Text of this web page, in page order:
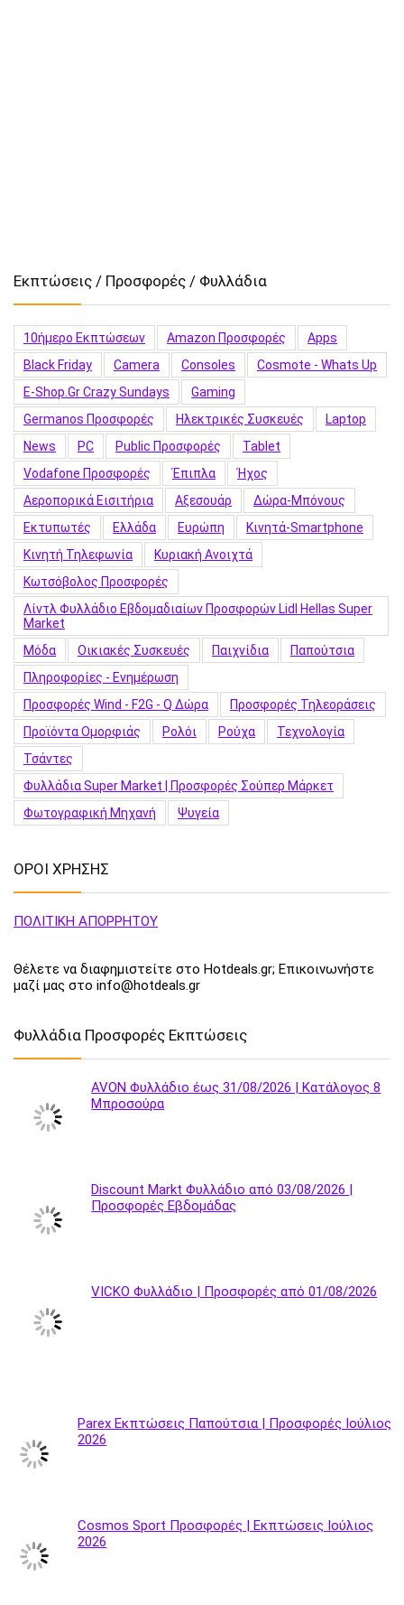
Εκπτώσεις / Προσφορές / Φυλλάδια
10ήμερο Εκπτώσεων Amazon Προσφορές
Apps
Black Friday
Camera Consoles
Cosmote - Whats Up
E-Shop.gr Crazy Sundays
Gaming
Germanos Προσφορές
Hλεκτρικές Συσκευές
Laptop
News
PC Public Προσφορές
Tablet
Vodafone Προσφορές
Έπιπλα
Ήχος
Αεροπορικά Εισιτήρια
Αξεσουάρ
Δώρα-Μπόνους
Εκτυπωτές
Ελλάδα Ευρώπη
Κινητά-Smartphone
Κινητή Τηλεφωνία
Κυριακή Ανοιχτά
Κωτσόβολος Προσφορές
Λίντλ Φυλλάδιο Εβδομαδιαίων Προσφορών Lidl Hellas Super
Market
Μόδα
Οικιακές Συσκευές Παιχνίδια
Παπούτσια
Πληροφορίες - Ενημέρωση
Προσφορές Wind - F2G - Q Δώρα
Προσφορές Τηλεοράσεις
Προϊόντα Ομορφιάς
Ρολόι Ρούχα
Τεχνολογία
Τσάντες
Φυλλάδια Super Market | Προσφορές Σούπερ Μάρκετ
Φωτογραφική Μηχανή
Ψυγεία
ΟΡΟΙ ΧΡΗΣΗΣ
ΠΟΛΙΤΙΚΗ ΑΠΟΡΡΗΤΟΥ
Θέλετε να διαφημιστείτε στο Hotdeals.gr; Επικοινωνήστε
μαζί μας στο info@hotdeals.gr
Φυλλάδια Προσφορές Εκπτώσεις
AVON Φυλλάδιο έως 31/08/2026 | Κατάλογος 8
Μπροσούρα
Discount Markt Φυλλάδιο από 03/08/2026 |
Προσφορές Εβδομάδας
VICKO Φυλλάδιο | Προσφορές από 01/08/2026
Parex Εκπτώσεις Παπούτσια | Προσφορές Ιούλιος
2026
Cosmos Sport Προσφορές | Εκπτώσεις Ιούλιος
2026